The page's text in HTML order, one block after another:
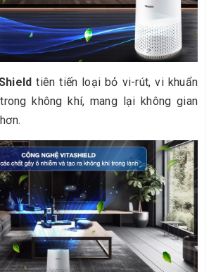
tiên tiến loại bỏ vi-rút, vi khuẩn
không khí, mang lại không gian